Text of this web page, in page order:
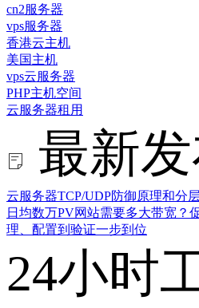
cn2服务器
vps服务器
香港云主机
美国主机
vps云服务器
PHP主机空间
云服务器租用
最新
云服务器TCP/UDP防御原理和分
日均数万PV网站需要多大带宽？
理、配置到验证一步到位
24小时